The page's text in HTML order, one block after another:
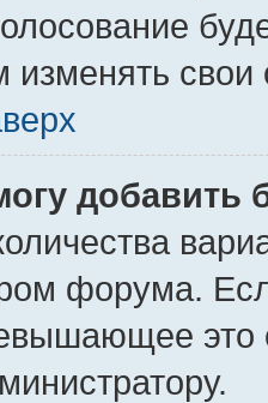
изменять свои
добавить
форума.
это